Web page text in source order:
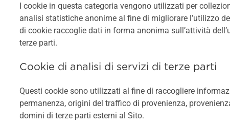
I cookie in questa categoria vengono utilizzati per
analisi statistiche anonime al fine di migliorare l’utilizzo
di cookie raccoglie dati in forma anonima sull’attività
terze parti.
Cookie di analisi di servizi di terze parti
Questi cookie sono utilizzati al fine di raccogliere
permanenza, origini del traffico di provenienza,
domini di terze parti esterni al Sito.